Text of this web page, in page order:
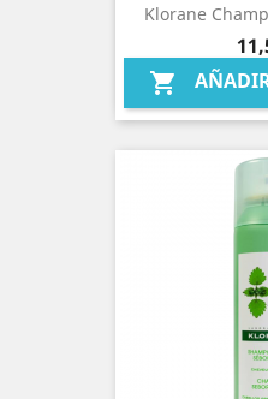
Klorane
